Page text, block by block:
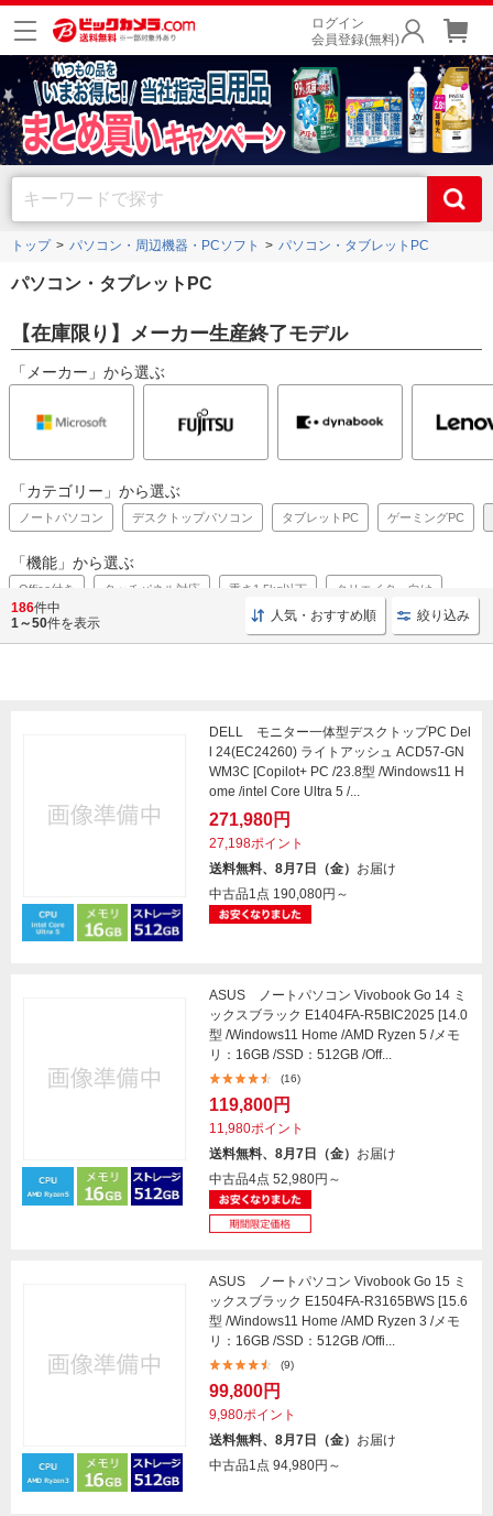
ログイン
会員登録(無料)
トップ パソコン・周辺機器・PCソフト パソコン・タブレットPC
パソコン・タブレットPC
【在庫限り】メーカー生産終了モデル
「メーカー」から選ぶ
「カテゴリー」から選ぶ
ノートパソコン デスクトップパソコン タブレットPC ゲーミングPC
「機能」から選ぶ
Office付き タッチパネル対応 重さ1.5kg以下 クリエイター向け
パソコンのお買い得情報はこちら
186件中
1～50件を表示 人気・おすすめ順 絞り込み
DELL モニター一体型デスクトップPC Del
l 24(EC24260) ライトアッシュ ACD57-GN
WM3C [Copilot+ PC /23.8型 /Windows11 H
ome /intel Core Ultra 5 /...
271,980円
27,198ポイント
送料無料、8月7日（金） お届け
中古品1点 190,080円～
ASUS ノートパソコン Vivobook Go 14 ミ
ックスブラック E1404FA-R5BIC2025 [14.0
型 /Windows11 Home /AMD Ryzen 5 /メモ
リ：16GB /SSD：512GB /Off...
(16)
119,800円
11,980ポイント
送料無料、8月7日（金） お届け
中古品4点 52,980円～
ASUS ノートパソコン Vivobook Go 15 ミ
ックスブラック E1504FA-R3165BWS [15.6
型 /Windows11 Home /AMD Ryzen 3 /メモ
リ：16GB /SSD：512GB /Offi...
(9)
99,800円
9,980ポイント
送料無料、8月7日（金） お届け
中古品1点 94,980円～